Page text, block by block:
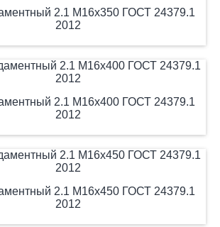
2.1 М16х350 ГОСТ 24379.1
2012
2.1 М16х400 ГОСТ 24379.1
2012
2.1 М16х450 ГОСТ 24379.1
2012